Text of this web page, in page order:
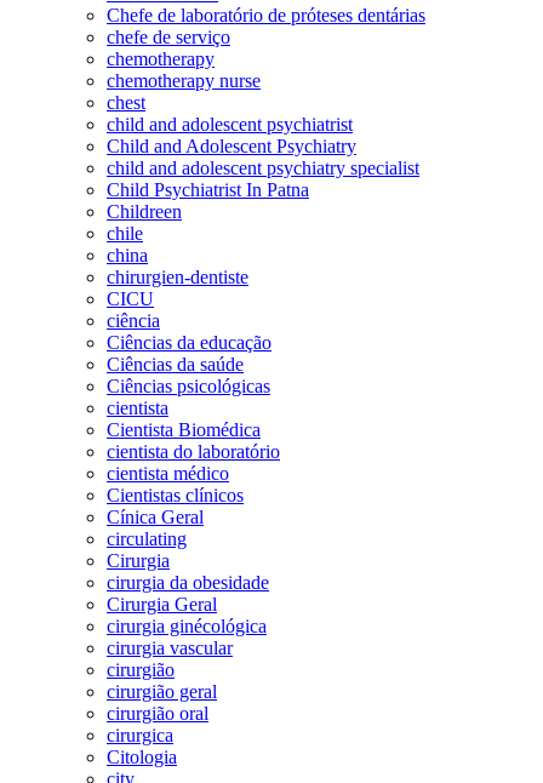
Chefe de laboratório de próteses dentárias
chefe de serviço
chemotherapy
chemotherapy nurse
chest
child and adolescent psychiatrist
Child and Adolescent Psychiatry
child and adolescent psychiatry specialist
Child Psychiatrist In Patna
Childreen
chile
china
chirurgien-dentiste
CICU
ciência
Ciências da educação
Ciências da saúde
Ciências psicológicas
cientista
Cientista Biomédica
cientista do laboratório
cientista médico
Cientistas clínicos
Cínica Geral
circulating
Cirurgia
cirurgia da obesidade
Cirurgia Geral
cirurgia ginécológica
cirurgia vascular
cirurgião
cirurgião geral
cirurgião oral
cirurgica
Citologia
city